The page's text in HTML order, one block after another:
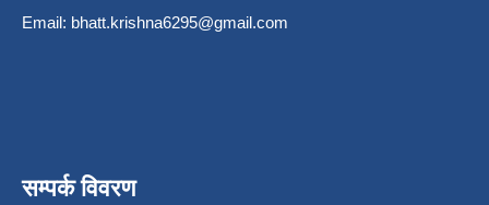
Email: bhatt.krishna6295@gmail.com
सम्पर्क विवरण